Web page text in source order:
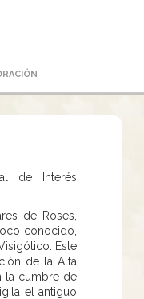
de Interés
de Roses,
conocido,
Este
de la Alta
la cumbre de
el antiguo